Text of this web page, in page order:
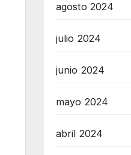
agosto 2024
julio 2024
junio 2024
mayo 2024
abril 2024